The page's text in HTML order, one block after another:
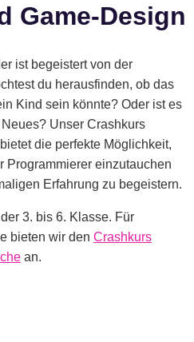
Game-Design
ist begeistert von der
du herausfinden, ob das
Kind sein könnte? Oder ist es
Unser Crashkurs
die perfekte Möglichkeit,
Programmierer einzutauchen
Erfahrung zu begeistern.
3. bis 6. Klasse. Für
bieten wir den Crashkurs
an.